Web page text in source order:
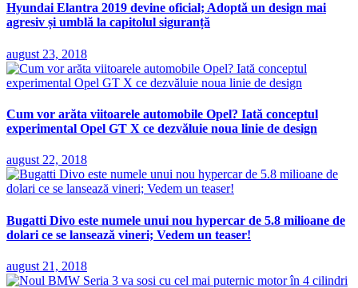
Hyundai Elantra 2019 devine oficial; Adoptă un design mai
agresiv și umblă la capitolul siguranță
august 23, 2018
Cum vor arăta viitoarele automobile Opel? Iată conceptul
experimental Opel GT X ce dezvăluie noua linie de design
august 22, 2018
Bugatti Divo este numele unui nou hypercar de 5.8 milioane de
dolari ce se lansează vineri; Vedem un teaser!
august 21, 2018